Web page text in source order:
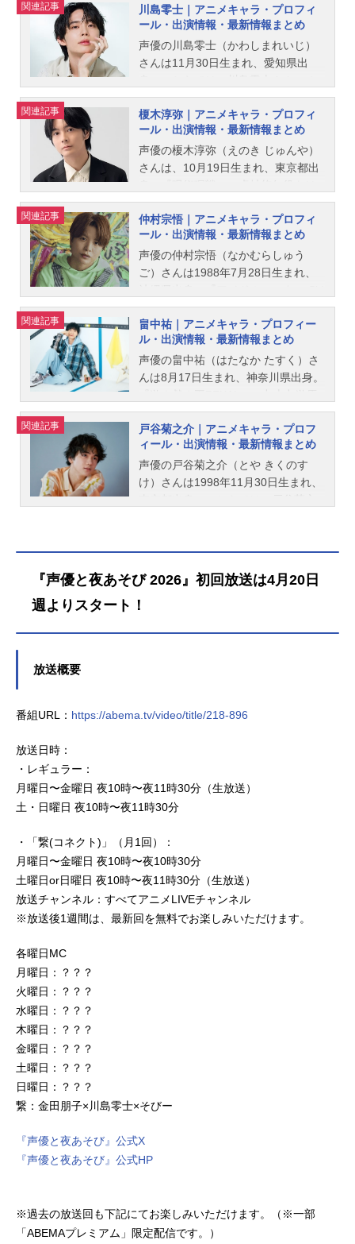
おしりかじり虫18世役など、人気作
品のキャラクターを多く演じていま
す。こちらでは、金田朋子さんのオ
ススメ記事をご紹介！
関連記事
川島零士｜アニメキャラ・プロフィ
ール・出演情報・最新情報まとめ
声優の川島零士（かわしまれいじ）
さんは11月30日生まれ、愛知県出
ススメ記事をご紹介！
関連記事
榎木淳弥｜アニメキャラ・プロフィ
ール・出演情報・最新情報まとめ
声優の榎木淳弥（えのき じゅんや）
さんは、10月19日生まれ、東京都出
じめ、『機動戦士ガンダムＮＴ』の
ヨナ・バシュタ役など、人気作品の
キャラクターを多く演じています。
こちらでは、榎木淳弥さんのオスス
メ記事をご紹介！
関連記事
仲村宗悟｜アニメキャラ・プロフィ
ール・出演情報・最新情報まとめ
声優の仲村宗悟（なかむらしゅう
ご）さんは1988年7月28日生まれ、
eM』の天道輝役ほか、『THE FIRST
SLAM DUNK』の宮城リョータ役な
ど、人気作品のキャラクターを多く
演じています。こちらでは、仲村宗
悟さんのオススメ記事をご紹介！
関連記事
畠中祐｜アニメキャラ・プロフィー
ル・出演情報・最新情報まとめ
声優の畠中祐（はたなか たすく）さ
んは8月17日生まれ、神奈川県出身。
役をはじめ、『ザ・スーパーマリオ
ブラザーズ・ムービー』のルイージ
役など、人気作品のキャラクターを
多く演じています。こちらでは、畠
中祐さんのオススメ記事をご紹介！
関連記事
戸谷菊之介｜アニメキャラ・プロフ
ィール・出演情報・最新情報まとめ
声優の戸谷菊之介（とや きくのす
け）さんは1998年11月30日生まれ、
『声優と夜あそび 2026』初回放送は4月20日
週よりスタート！
放送概要
番組URL： https://abema.tv/video/title/218-896
放送日時：
・レギュラー：
月曜日〜金曜日 夜10時〜夜11時30分（生放送）
土・日曜日 夜10時〜夜11時30分
・「繋(コネクト)」（月1回）：
月曜日〜金曜日 夜10時〜夜10時30分
土曜日or日曜日 夜10時〜夜11時30分（生放送）
放送チャンネル：すべてアニメLIVEチャンネル
※放送後1週間は、最新回を無料でお楽しみいただけます。
各曜日MC
月曜日：？？？
火曜日：？？？
水曜日：？？？
木曜日：？？？
金曜日：？？？
土曜日：？？？
日曜日：？？？
繋：金田朋子×川島零士×そびー
『声優と夜あそび』公式X
『声優と夜あそび』公式HP
※過去の放送回も下記にてお楽しみいただけます。（※一部
「ABEMAプレミアム」限定配信です。）